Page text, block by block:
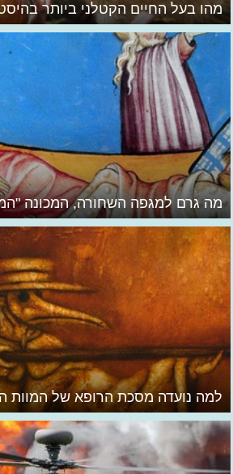
מהו בעל החיים הקטלני ביותר
מה גרם למגפה השחורה, המכונה
למה נועדה מסכת הרופא של המוות